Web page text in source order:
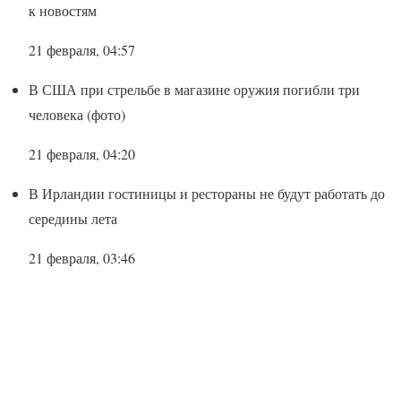
к новостям
21 февраля, 04:57
В США при стрельбе в магазине оружия погибли три
человека (фото)
21 февраля, 04:20
В Ирландии гостиницы и рестораны не будут работать до
середины лета
21 февраля, 03:46